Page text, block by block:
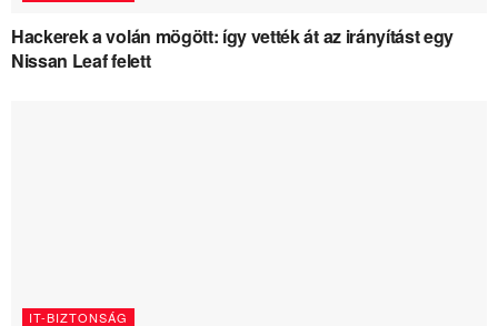
Hackerek a volán mögött: így vették át az irányítást egy
Nissan Leaf felett
IT-BIZTONSÁG